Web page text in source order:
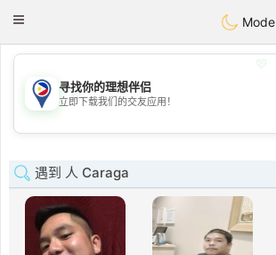
PhilippinesChat
Toggle
Mode
💖
💕
寻找你的理想伴侣
立即下载我们的交友应用！
遇到 人 Caraga